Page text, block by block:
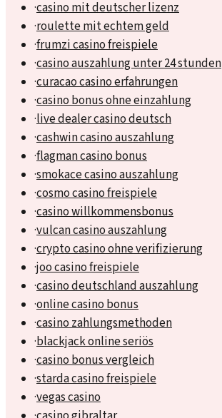
·casino mit deutscher lizenz
·roulette mit echtem geld
·frumzi casino freispiele
·casino auszahlung unter 24 stunden
·curacao casino erfahrungen
·casino bonus ohne einzahlung
·live dealer casino deutsch
·cashwin casino auszahlung
·flagman casino bonus
·smokace casino auszahlung
·cosmo casino freispiele
·casino willkommensbonus
·vulcan casino auszahlung
·crypto casino ohne verifizierung
·joo casino freispiele
·casino deutschland auszahlung
·online casino bonus
·casino zahlungsmethoden
·blackjack online seriös
·casino bonus vergleich
·starda casino freispiele
·vegas casino